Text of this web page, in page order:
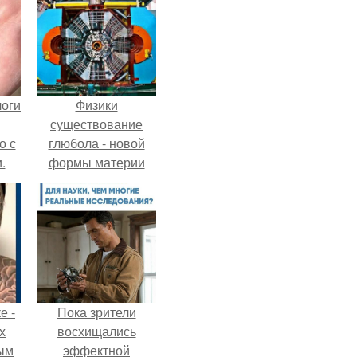
с
Физики
существование
глюбола - новой
формы материи
-
Пока зрители
восхищались
эффектной